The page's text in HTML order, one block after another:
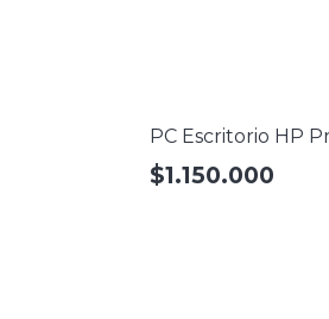
PC Escritorio HP
$1.150.000